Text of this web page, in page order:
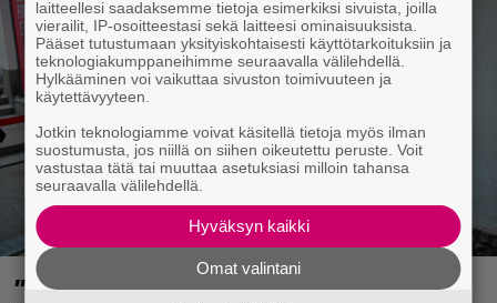
”Mitä isompi vehje, sen paremmin
laitteellesi saadaksemme tietoja esimerkiksi sivuista, joilla
vierailit, IP-osoitteestasi sekä laitteesi ominaisuuksista.
Pääset tutustumaan yksityiskohtaisesti käyttötarkoituksiin ja
teknologiakumppaneihimme seuraavalla välilehdellä.
Hylkääminen voi vaikuttaa sivuston toimivuuteen ja
käytettävyyteen.
Jotkin teknologiamme voivat käsitellä tietoja myös ilman
suostumusta, jos niillä on siihen oikeutettu peruste. Voit
vastustaa tätä tai muuttaa asetuksiasi milloin tahansa
seuraavalla välilehdellä.
Hyväksyn kaikki
Omat valintani